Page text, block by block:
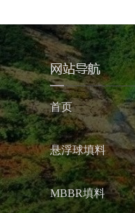
首页
悬浮球填料
MBBR填料